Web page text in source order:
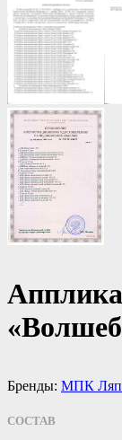
Бренды: МПК
СОСТАВ